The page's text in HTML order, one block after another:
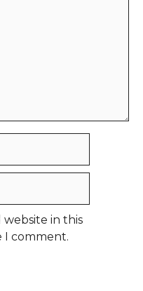
website in this
I comment.